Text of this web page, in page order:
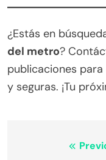
¿Estás en
del metro?
publicaciones
y seguras. ¡Tu